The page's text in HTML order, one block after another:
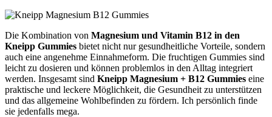
Die Kombination von Magnesium und Vitamin B12 in den
Kneipp Gummies bietet nicht nur gesundheitliche Vorteile, sondern
auch eine angenehme Einnahmeform. Die fruchtigen Gummies sind
leicht zu dosieren und können problemlos in den Alltag integriert
werden. Insgesamt sind Kneipp Magnesium + B12 Gummies eine
praktische und leckere Möglichkeit, die Gesundheit zu unterstützen
und das allgemeine Wohlbefinden zu fördern. Ich persönlich finde
sie jedenfalls mega.